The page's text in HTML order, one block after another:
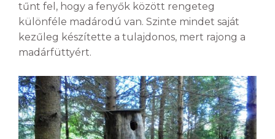
tűnt fel, hogy a fenyők között rengeteg
különféle madárodú van. Szinte mindet saját
kezűleg készítette a tulajdonos, mert rajong a
madárfüttyért.